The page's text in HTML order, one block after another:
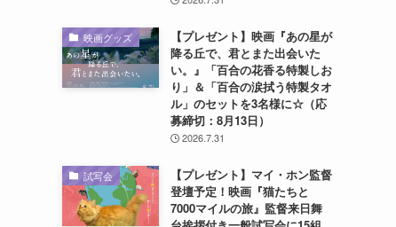
映画グッズ
【プレゼント】映画『あの星が
降る丘で、君とまた出会いた
い。』「百合の花香る特製しお
り」＆「百合の涙拭う特製タオ
ル」のセットを3名様に☆（応
募締切：8月13日）
2026.7.31
試写会
【プレゼント】マイ・ホン監督
登壇予定！映画『猫たちと
7000マイルの旅』監督来日舞